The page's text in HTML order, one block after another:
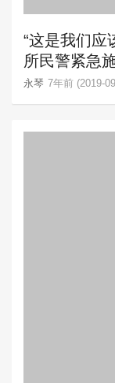
“这是我们
所民警紧急
永琴 7年前 (2019-